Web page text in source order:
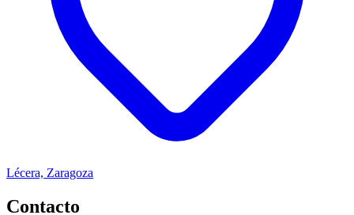
Lécera, Zaragoza
Contacto